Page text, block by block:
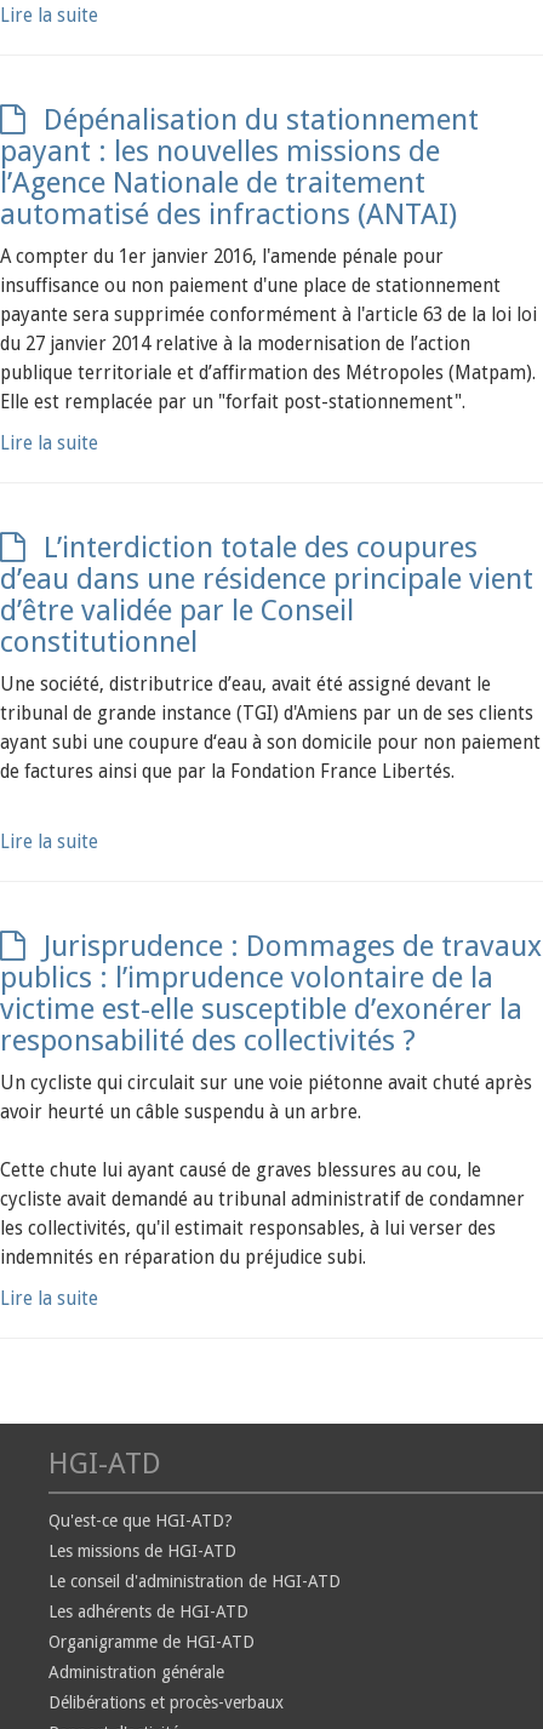
Lire la suite
Dépénalisation du stationnement
payant : les nouvelles missions de
l’Agence Nationale de traitement
automatisé des infractions (ANTAI)
A compter du 1er janvier 2016, l'amende pénale pour
insuffisance ou non paiement d'une place de stationnement
payante sera supprimée conformément à l'article 63 de la loi loi
du 27 janvier 2014 relative à la modernisation de l’action
publique territoriale et d’affirmation des Métropoles (Matpam).
Elle est remplacée par un "forfait post-stationnement".
Lire la suite
L’interdiction totale des coupures
d’eau dans une résidence principale vient
d’être validée par le Conseil
constitutionnel
Une société, distributrice d’eau, avait été assigné devant le
tribunal de grande instance (TGI) d'Amiens par un de ses clients
ayant subi une coupure d‘eau à son domicile pour non paiement
de factures ainsi que par la Fondation France Libertés.
Lire la suite
Jurisprudence : Dommages de travaux
publics : l’imprudence volontaire de la
victime est-elle susceptible d’exonérer la
responsabilité des collectivités ?
Un cycliste qui circulait sur une voie piétonne avait chuté après
avoir heurté un câble suspendu à un arbre.
Cette chute lui ayant causé de graves blessures au cou, le
cycliste avait demandé au tribunal administratif de condamner
les collectivités, qu'il estimait responsables, à lui verser des
indemnités en réparation du préjudice subi.
Lire la suite
HGI-ATD
Qu'est-ce que HGI-ATD?
Les missions de HGI-ATD
Le conseil d'administration de HGI-ATD
Les adhérents de HGI-ATD
Organigramme de HGI-ATD
Administration générale
Délibérations et procès-verbaux